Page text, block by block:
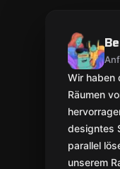
Wir haben
Räumen
designtes
parallel
unserem